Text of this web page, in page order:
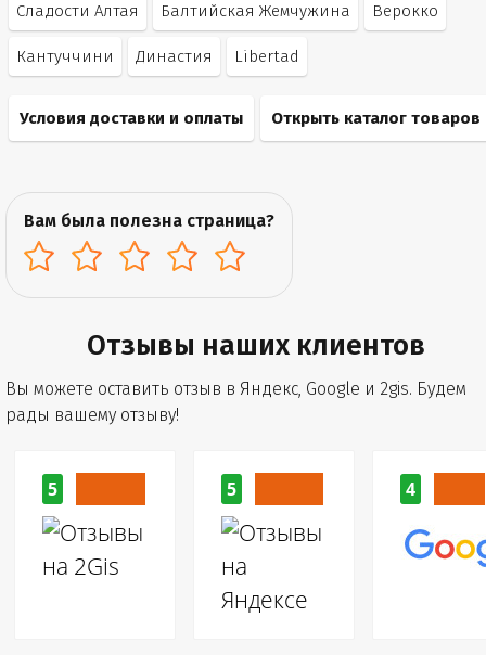
Сладости Алтая Балтийская Жемчужина Верокко
Кантуччини Династия Libertad
Условия доставки и оплаты Открыть каталог товаров
Вам была полезна страница?
Отзывы наших клиентов
Вы можете оставить отзыв в Яндекс, Google и 2gis. Будем
рады вашему отзыву!
5 5 4